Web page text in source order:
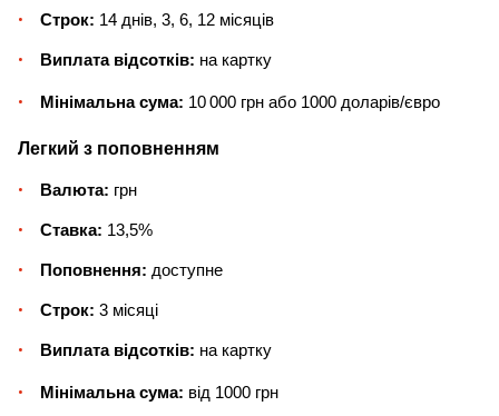
Строк: 14 днів, 3, 6, 12 місяців
Виплата відсотків: на картку
Мінімальна сума: 10 000 грн або 1000 доларів/євро
Легкий з поповненням
Валюта: грн
Ставка: 13,5%
Поповнення: доступне
Строк: 3 місяці
Виплата відсотків: на картку
Мінімальна сума: від 1000 грн